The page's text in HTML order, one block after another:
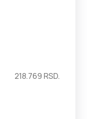
218.769 RSD.